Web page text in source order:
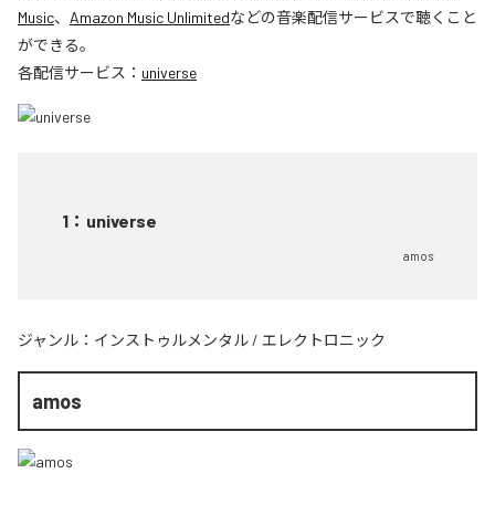
Music、 Amazon Music Unlimitedなどの音楽配信サービスで聴くこと
ができる。
各配信サービス： universe
1 ： universe
amos
ジャンル： インストゥルメンタル / エレクトロニック
amos